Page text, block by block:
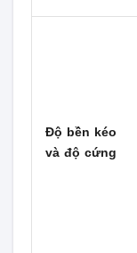
Độ bền kéo
và độ cứng